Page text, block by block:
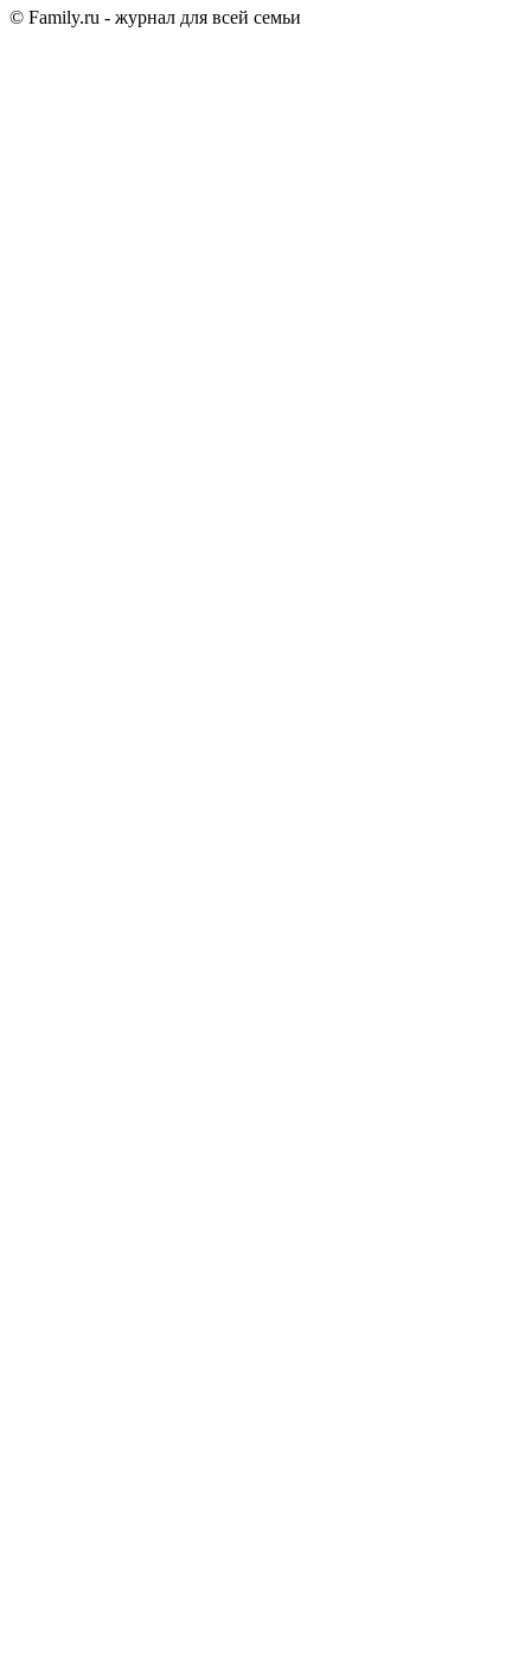
© Family.ru - журнал для всей семьи